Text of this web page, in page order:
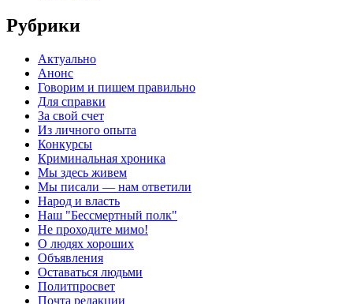
Рубрики
Актуально
Анонс
Говорим и пишем правильно
Для справки
За свой счет
Из личного опыта
Конкурсы
Криминальная хроника
Мы здесь живем
Мы писали — нам ответили
Народ и власть
Наш "Бессмертный полк"
Не проходите мимо!
О людях хороших
Объявления
Оставаться людьми
Политпросвет
Почта редакции